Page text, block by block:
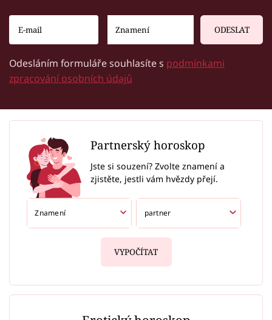
ODESLAT
Odesláním formuláře souhlasíte s podmínkami
zpracování osobních údajů
Partnerský horoskop
Jste si souzení? Zvolte znamení a
zjistěte, jestli vám hvězdy přejí.
VYPOČÍTAT